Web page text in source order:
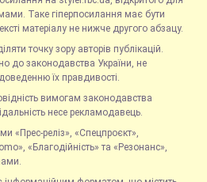
Таке гіперпосилання має бути
матеріалу не нижче другого абзацу.
точку зору авторів публікацій.
до законодавства України, не
їх правдивості.
вимогам законодавства
несе рекламодавець.
«Прес-реліз», «Спецпроєкт»,
«Благодійність» та «Резонанс»,